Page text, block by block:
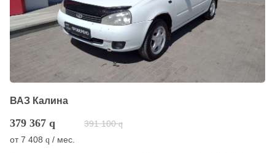
ВАЗ Калина
379 367 q 391 100 q
от7 408 q / мес.